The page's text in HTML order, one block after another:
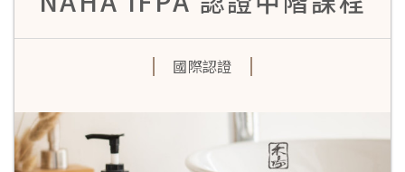
國際認證